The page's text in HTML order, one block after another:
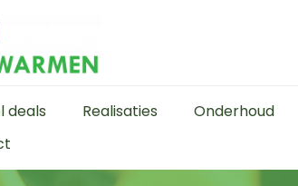
deals Realisaties Onderhoud